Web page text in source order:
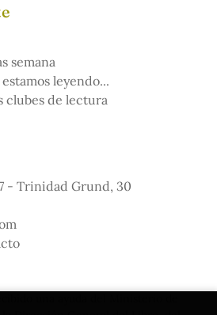
semana
leyendo...
clubes de lectura
- Trinidad Grund, 30